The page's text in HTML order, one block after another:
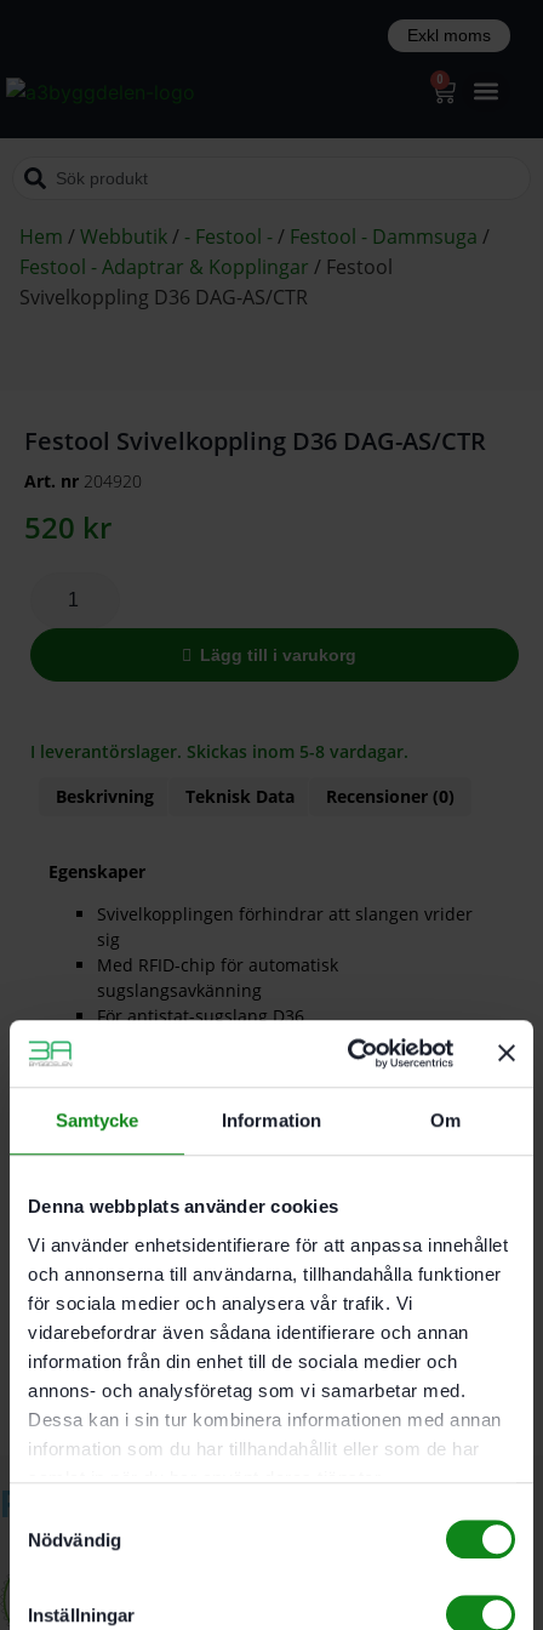
Samtycke Information Om
Denna webbplats använder cookies
Vi använder enhetsidentifierare för att anpassa innehållet
och annonserna till användarna, tillhandahålla funktioner
för sociala medier och analysera vår trafik. Vi
vidarebefordrar även sådana identifierare och annan
information från din enhet till de sociala medier och
annons- och analysföretag som vi samarbetar med.
Dessa kan i sin tur kombinera informationen med annan
information som du har tillhandahållit eller som de har
Nödvändig
Inställningar
0
Hem /Webbutik/ - Festool -/ Festool - Dammsuga /
Festool - Adaptrar & Kopplingar / Festool
Svivelkoppling D36 DAG-AS/CTR
Festool Svivelkoppling D36 DAG-AS/CTR
Art. nr 204920
520 kr
Lägg till i varukorg
I leverantörslager. Skickas inom 5-8 vardagar.
Beskrivning
Teknisk Data Recensioner (0)
Egenskaper
Svivelkopplingen förhindrar att slangen vrider
sig
Med RFID-chip för automatisk
sugslangsavkänning
För antistat-sugslang D36
Svivelkoppling för anslutning på dammsugarens
insug. ytterdiameter Ø 58 mm
Det finns inga recensioner än.
Bli först med att recensera ”Festool Svivelkoppling D36
DAG-AS/CTR”
Du måste vara
inloggad för att skriva en recension.
Relaterade produkter